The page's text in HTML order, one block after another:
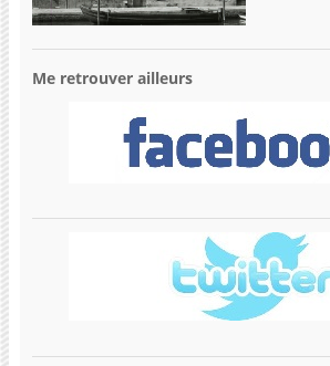
Me retrouver ailleurs